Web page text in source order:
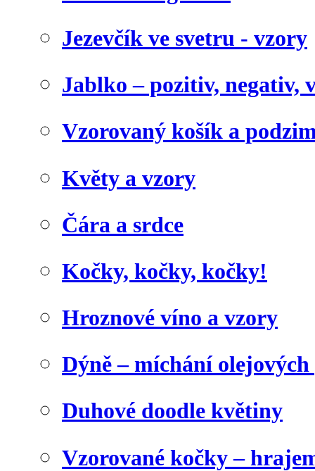
Jezevčík ve svetru - vzory
Jablko – pozitiv, negativ,
Vzorovaný košík a
Květy a vzory
Čára a srdce
Kočky, kočky, kočky!
Hroznové víno a vzory
Dýně – míchání olejových
Duhové doodle květiny
Vzorované kočky –